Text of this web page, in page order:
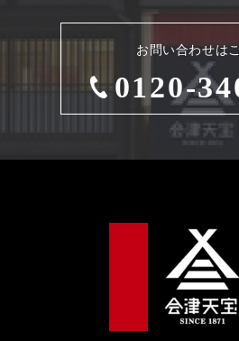
お問い合わせは
0120-